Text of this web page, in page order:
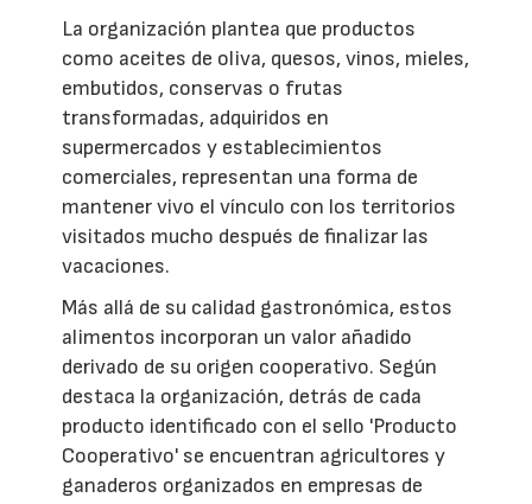
La organización plantea que productos
como aceites de oliva, quesos, vinos, mieles,
embutidos, conservas o frutas
transformadas, adquiridos en
supermercados y establecimientos
comerciales, representan una forma de
mantener vivo el vínculo con los territorios
visitados mucho después de finalizar las
vacaciones.
Más allá de su calidad gastronómica, estos
alimentos incorporan un valor añadido
derivado de su origen cooperativo. Según
destaca la organización, detrás de cada
producto identificado con el sello 'Producto
Cooperativo' se encuentran agricultores y
ganaderos organizados en empresas de